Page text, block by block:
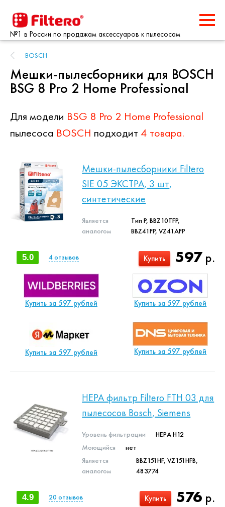
№1 в России по продажам аксессуаров к пылесосам
BOSCH
Мешки-пылесборники для BOSCH
BSG 8 Pro 2 Home Professional
Для модели BSG 8 Pro 2 Home Professional
пылесоса BOSCH подходит 4 товара.
Мешки-пылесборники Filtero
SIE 05 ЭКСТРА, 3 шт,
синтетические
Является
аналогом
Тип P, BBZ10TFP,
BBZ41FP, VZ41AFP
597р.
Купить
5.0 4отзывов
Купить за 597 рублей Купить за 597 рублей
Купить за 597 рублей Купить за 597 рублей
HEPA фильтр Filtero FTH 03 для
пылесосов Bosch, Siemens
Уровень фильтрации
HEPA H12
Моющийся
нет
Является
аналогом
BBZ151HF, VZ151HFB,
483774
576 р.
Купить
4.9 20 отзывов